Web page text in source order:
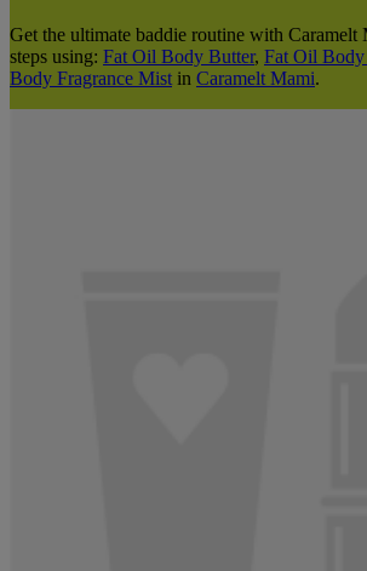
Get the ultimate baddie routine with Caramelt
steps using: Fat Oil Body Butter, Fat Oil
Body Fragrance Mist in Caramelt Mami.